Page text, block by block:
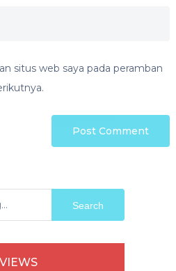
situs web saya pada peramban
Search